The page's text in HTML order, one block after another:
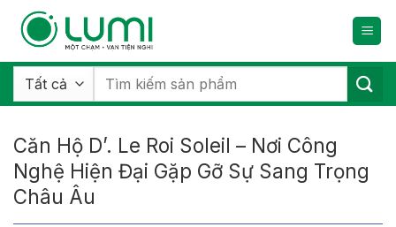
qua
dung
Tìm
Căn Hộ D’. Le Roi Soleil – Nơi Công
Nghệ Hiện Đại Gặp Gỡ Sự Sang Trọng
Châu Âu